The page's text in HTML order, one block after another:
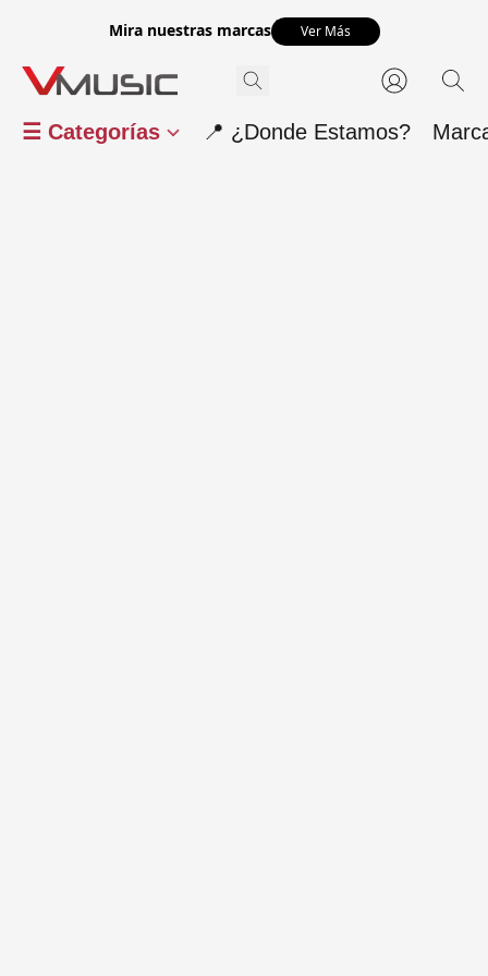
Mira nuestras marcas Ver Más
☰ Categorías 📍 ¿Donde Estamos?